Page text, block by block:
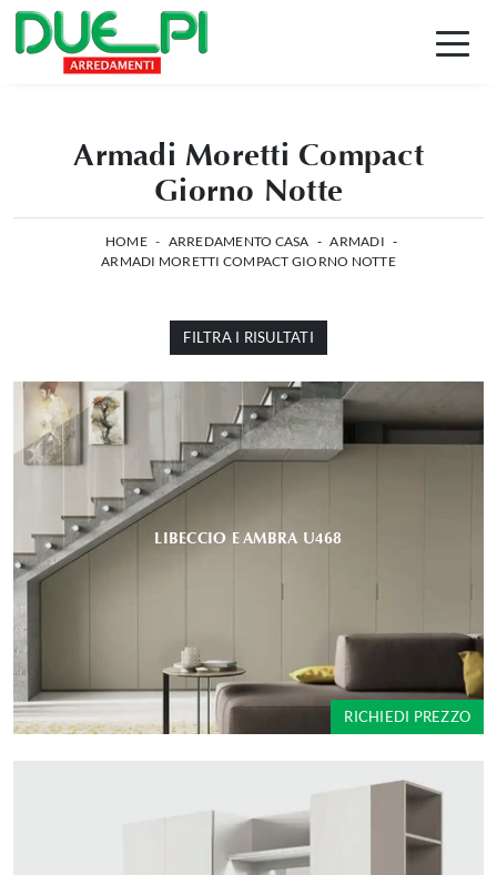
Armadi Moretti Compact
Giorno Notte
HOME - ARREDAMENTO CASA - ARMADI -
ARMADI MORETTI COMPACT GIORNO NOTTE
FILTRA I RISULTATI
LIBECCIO E AMBRA U468
RICHIEDI PREZZO